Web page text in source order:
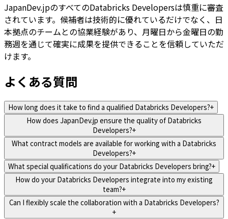
JapanDev.jpのすべてのDatabricks Developersは慎重に審査
されています。候補者は技術的に優れているだけでなく、日
本拠点のチームとの協業経験があり、月曜日から金曜日の勤
務週を通じて確実に成果を提供できることを信頼していただ
けます。
よくある質問
How long does it take to find a qualified Databricks Developers?+
How does JapanDev.jp ensure the quality of Databricks
Developers?+
What contract models are available for working with a Databricks
Developers?+
What special qualifications do your Databricks Developers bring?+
How do your Databricks Developers integrate into my existing
team?+
Can I flexibly scale the collaboration with a Databricks Developers?
+